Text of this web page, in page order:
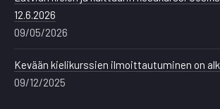
12.6.2026
09/05/2026
Kevään kielikurssien ilmoittautuminen on
09/12/2025